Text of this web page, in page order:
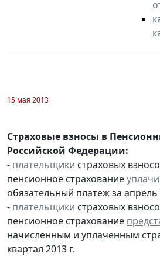
15 мая 2013
Страховые взносы в
Российской Федерации:
- плательщики страховых
пенсионное страхование
обязательный платеж за апрель
- плательщики страховых
пенсионное страхование
начисленным и уплаченным
квартал 2013 г.